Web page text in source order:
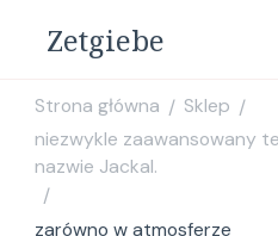
Zetgiebe
Strona główna / Sklep /
niezwykle zaawansowany
nazwie Jackal.
/
zarówno w atmosferze